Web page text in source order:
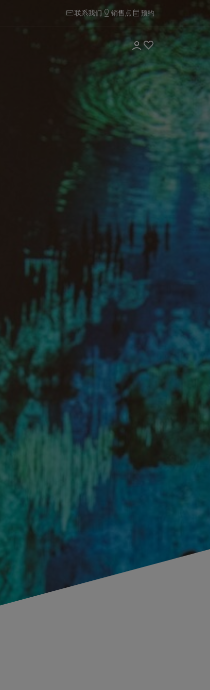
联系我们 销售点 预约